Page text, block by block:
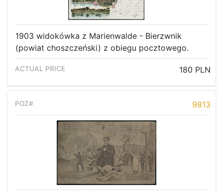
1903 widokówka z Marienwalde - Bierzwnik
(powiat choszczeński) z obiegu pocztowego.
180 PLN
9813